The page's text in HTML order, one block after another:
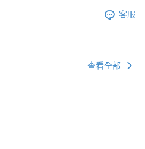
客服
查看全部